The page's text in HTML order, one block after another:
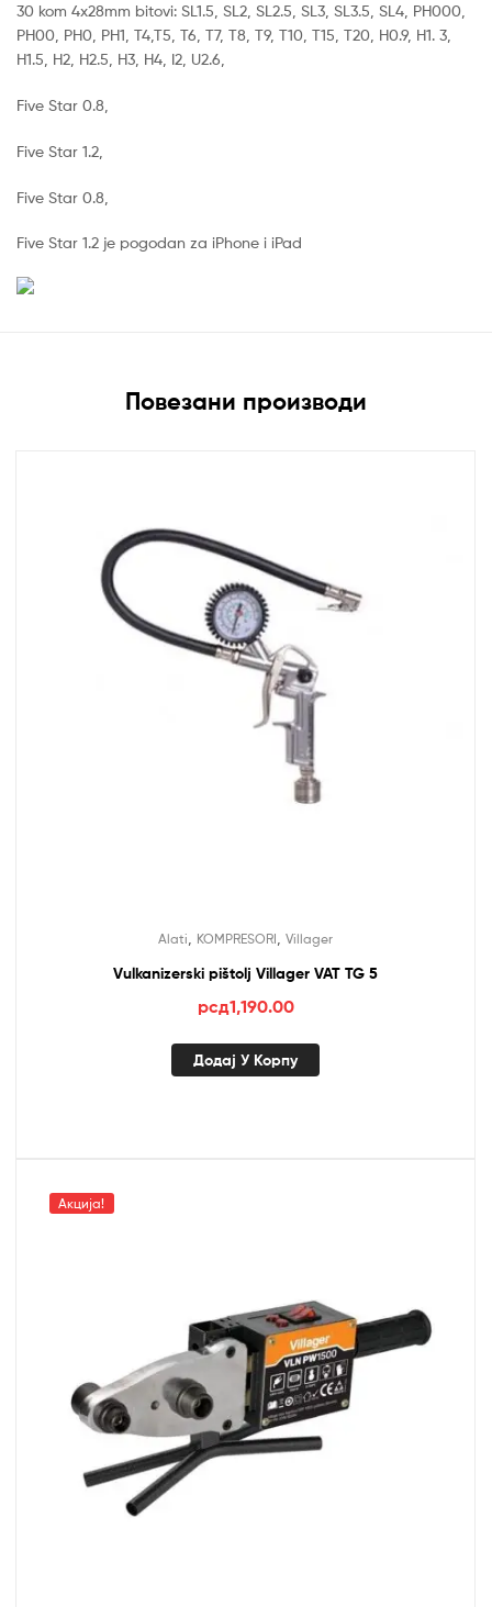
30 kom 4x28mm bitovi: SL1.5, SL2, SL2.5, SL3, SL3.5, SL4, PH000,
PH00, PH0, PH1, T4,T5, T6, T7, T8, T9, T10, T15, T20, H0.9, H1. 3,
H1.5, H2, H2.5, H3, H4, I2, U2.6,
Five Star 0.8,
Five Star 1.2,
Five Star 0.8,
Five Star 1.2 je pogodan za iPhone i iPad
Повезани производи
Alati KOMPRESORI Villager
Vulkanizerski pištolj Villager VAT TG 5
рсд1,190.00
Додај У Корпу
Акција!